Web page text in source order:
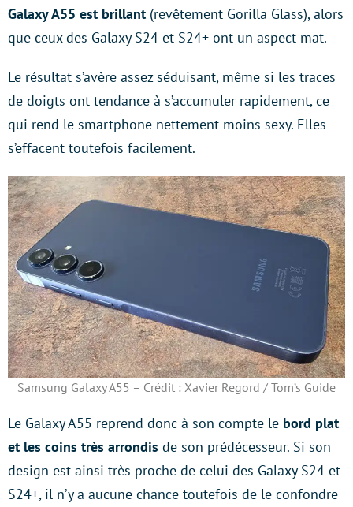
Galaxy A55 est brillant (revêtement Gorilla Glass), alors
que ceux des Galaxy S24 et S24+ ont un aspect mat.
Le résultat s’avère assez séduisant, même si les traces
de doigts ont tendance à s’accumuler rapidement, ce
qui rend le smartphone nettement moins sexy. Elles
s’effacent toutefois facilement.
Samsung Galaxy A55 – Crédit : Xavier Regord / Tom’s Guide
Le Galaxy A55 reprend donc à son compte le bord plat
et les coins très arrondis de son prédécesseur. Si son
design est ainsi très proche de celui des Galaxy S24 et
S24+, il n’y a aucune chance toutefois de le confondre